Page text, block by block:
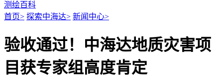
测绘百科
首页> 探索中海达> 新闻中心>
验收通过！中海达地质灾害项
目获专家组高度肯定